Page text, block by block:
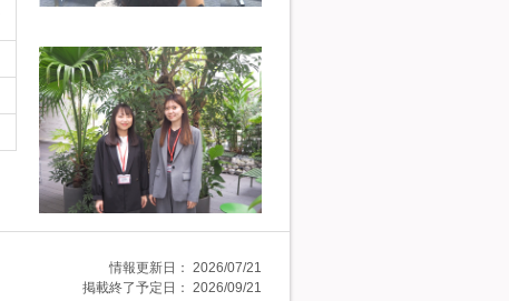
情報更新日： 2026/07/21
掲載終了予定日： 2026/09/21